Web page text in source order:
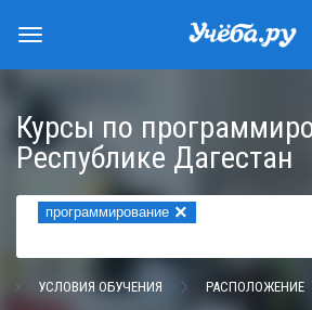
Курсы по
Республике Дагестан
программирование ×
УСЛОВИЯ ОБУЧЕНИЯ РАСПОЛОЖЕНИЕ